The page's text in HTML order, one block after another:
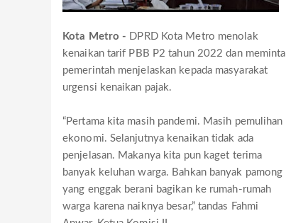
Kota Metro -
DPRD Kota Metro menolak
kenaikan tarif PBB P2 tahun 2022 dan meminta
pemerintah menjelaskan kepada masyarakat
urgensi kenaikan pajak.
“Pertama kita masih pandemi. Masih pemulihan
ekonomi. Selanjutnya kenaikan tidak ada
penjelasan. Makanya kita pun kaget terima
banyak keluhan warga. Bahkan banyak pamong
yang enggak berani bagikan ke rumah-rumah
warga karena naiknya besar,” tandas Fahmi